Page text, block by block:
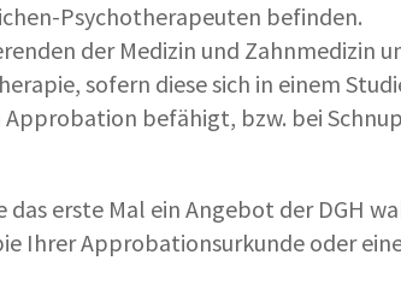
Psychotherapeuten befinden.
der Medizin und Zahnmedizin
sofern diese sich in einem
befähigt, bzw. bei
das erste Mal ein Angebot der DGH
Ihrer Approbationsurkunde oder